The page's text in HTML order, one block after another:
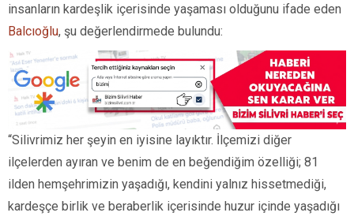
insanların kardeşlik içerisinde yaşaması olduğunu ifade eden
Balcıoğlu, şu değerlendirmede bulundu:
“Silivrimiz her şeyin en iyisine layıktır. İlçemizi diğer
ilçelerden ayıran ve benim de en beğendiğim özelliği; 81
ilden hemşehrimizin yaşadığı, kendini yalnız hissetmediği,
kardeşçe birlik ve beraberlik içerisinde huzur içinde yaşadığı